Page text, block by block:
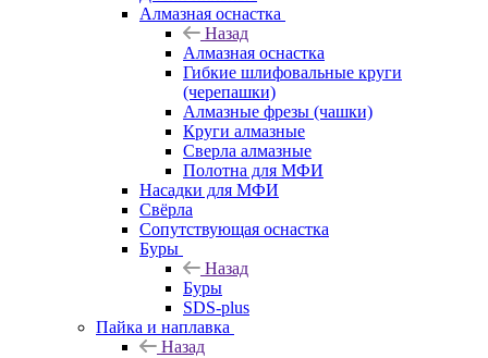
Алмазная оснастка
Назад
Алмазная оснастка
Гибкие шлифовальные круги
(черепашки)
Алмазные фрезы (чашки)
Круги алмазные
Сверла алмазные
Полотна для МФИ
Насадки для МФИ
Свёрла
Сопутствующая оснастка
Буры
Назад
Буры
SDS-plus
Пайка и наплавка
Назад